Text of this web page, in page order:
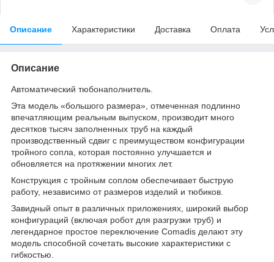
Описание Характеристики Доставка Оплата
Описание
Автоматический тюбонаполнитель.
Эта модель «большого размера», отмеченная подлинно
впечатляющим реальным выпуском, производит много
десятков тысяч заполненных труб на каждый
производственный сдвиг с преимуществом конфигурации
тройного сопла, которая постоянно улучшается и
обновляется на протяжении многих лет.
Конструкция с тройным соплом обеспечивает быструю
работу, независимо от размеров изделий и тюбиков.
Завидный опыт в различных приложениях, широкий выбор
конфигураций (включая робот для разгрузки труб) и
легендарное простое переключение Comadis делают эту
модель способной сочетать высокие характеристики с
гибкостью.